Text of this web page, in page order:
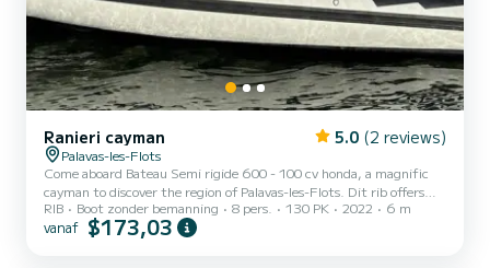
Ranieri cayman 5.0 (2 reviews)
Palavas-les-Flots
Come aboard Bateau Semi rigide 600 - 100 cv honda, a magnific
cayman to discover the region of Palavas-les-Flots. Dit rib offers
complete comfort and performance at sea. You are guaranteed to
spend an exceptional day or week on this 6 meter boat. The
RIB Boot zonder bemanning 8 pers. 130 PK 2022 6 m
vanaf $173,03